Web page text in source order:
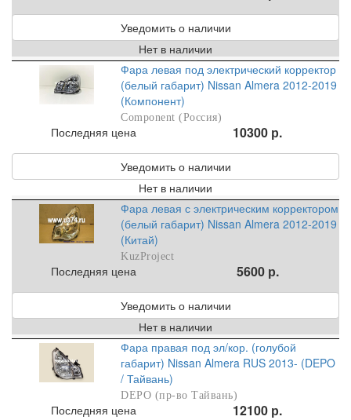
Уведомить о наличии
Нет в наличии
Фара левая под электрический корректор
(белый габарит) Nissan Almera 2012-2019
(Компонент)
Component (Россия)
Последняя цена 10300 р.
Уведомить о наличии
Нет в наличии
Фара левая с электрическим корректором
(белый габарит) Nissan Almera 2012-2019
(Китай)
KuzProject
Последняя цена 5600 р.
Уведомить о наличии
Нет в наличии
Фара правая под эл/кор. (голубой
габарит) Nissan Almera RUS 2013- (DEPO
/ Тайвань)
DEPO (пр-во Тайвань)
Последняя цена 12100 р.